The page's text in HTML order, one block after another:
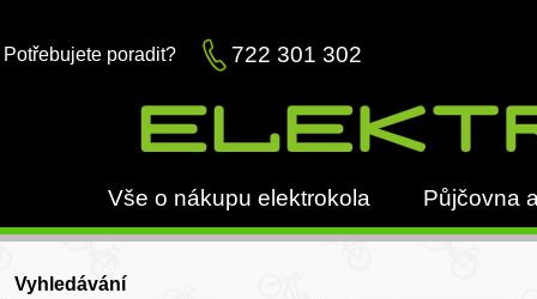
Potřebujete poradit? 722 301 302
Vše o nákupu elektrokola Půjčovna
Vyhledávání